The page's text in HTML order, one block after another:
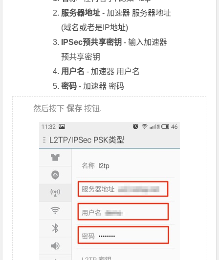
服务器地址 - 加速器 服务器地址
(域名或者是IP地址)
IPSec预共享密钥 - 输入加速器
预共享密钥
用户名 - 加速器 用户名
密码 - 加速器 密码
然后按下保存 按钮.